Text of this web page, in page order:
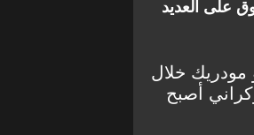
على العديد
مودريك خلال
أصبح